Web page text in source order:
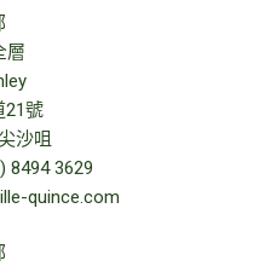
層
21號
沙咀
8494 3629
quince.com